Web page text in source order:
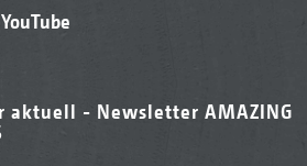
YouTube
aktuell - Newsletter AMAZING